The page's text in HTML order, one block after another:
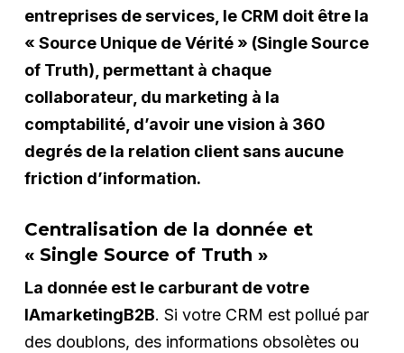
entreprises de services, le CRM doit être la
« Source Unique de Vérité » (Single Source
of Truth), permettant à chaque
collaborateur, du marketing à la
comptabilité, d’avoir une vision à 360
degrés de la relation client sans aucune
friction d’information.
Centralisation de la donnée et
« Single Source of Truth »
La donnée est le carburant de votre
IAmarketingB2B. Si votre CRM est pollué par
des doublons, des informations obsolètes ou